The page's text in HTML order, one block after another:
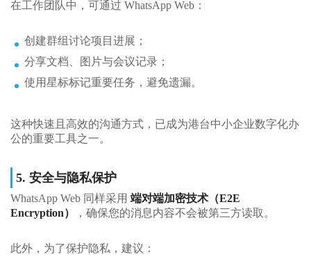
在工作团队中，可通过 WhatsApp Web：
创建群组讨论项目进展；
分享文档、图片与会议记录；
使用星标标记重要任务，避免遗漏。
这种快速且高效的沟通方式，已成为港台中小企业数字化办
公的重要工具之一。
5. 安全与隐私保护
WhatsApp Web 同样采用 端对端加密技术（E2E
Encryption）
，确保您的消息内容不会被第三方读取。
此外，为了保护隐私，建议：